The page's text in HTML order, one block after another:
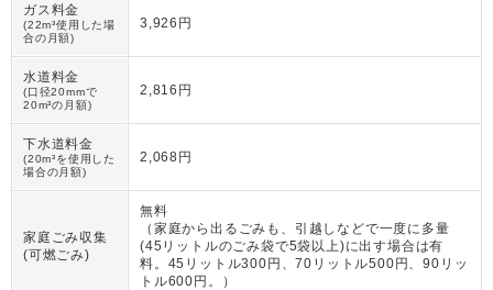
ガス料金
(22m³使用した場
合の月額)
3,926円
水道料金
(口径20mmで
20m³の月額)
2,816円
下水道料金
(20m³を使用した
場合の月額)
2,068円
家庭ごみ収集
(可燃ごみ)
無料
（ 家庭から出るごみも、引越しなどで一度に多量
(45リットルのごみ袋で5袋以上)に出す場合は有
料。45リットル300円、70リットル500円、90リッ
トル600円。
）